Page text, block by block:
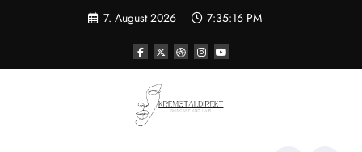
7. August 2026 7:35:16 PM